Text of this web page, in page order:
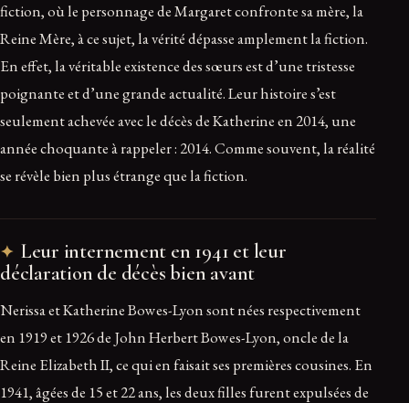
fiction, où le personnage de Margaret confronte sa mère, la
Reine Mère, à ce sujet, la vérité dépasse amplement la fiction.
En effet, la véritable existence des sœurs est d’une tristesse
poignante et d’une grande actualité. Leur histoire s’est
seulement achevée avec le décès de Katherine en 2014, une
année choquante à rappeler : 2014. Comme souvent, la réalité
se révèle bien plus étrange que la fiction.
Leur internement en 1941 et leur
déclaration de décès bien avant
Nerissa et Katherine Bowes-Lyon sont nées respectivement
en 1919 et 1926 de John Herbert Bowes-Lyon, oncle de la
Reine Elizabeth II, ce qui en faisait ses premières cousines. En
1941, âgées de 15 et 22 ans, les deux filles furent expulsées de